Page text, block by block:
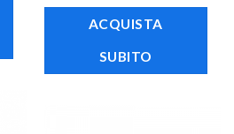
ACQUISTA
SUBITO